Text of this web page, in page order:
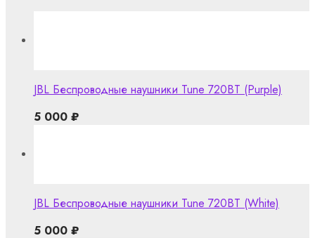
JBL Беспроводные наушники Tune 720BT (Purple)
5 000 ₽
JBL Беспроводные наушники Tune 720BT (White)
5 000 ₽